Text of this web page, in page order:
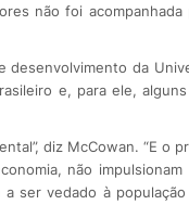
não foi
da
e, para ele,
diz McCowan. “E
não
ser vedado à